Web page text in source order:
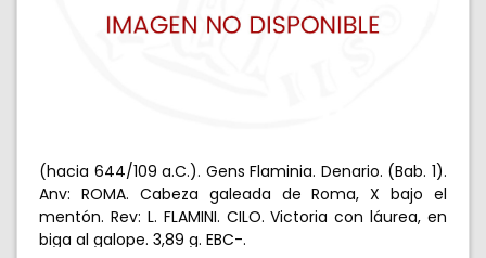
(hacia 644/109 a.C.). Gens Flaminia. Denario. (Bab. 1).
Anv: ROMA. Cabeza galeada de Roma, X bajo el
mentón. Rev: L. FLAMINI. CILO. Victoria con láurea, en
biga al galope. 3,89 g. EBC-.